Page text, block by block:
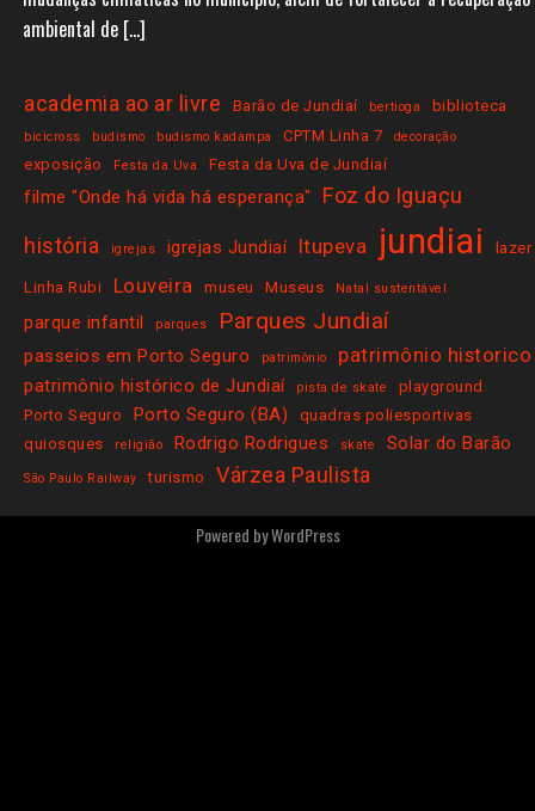
ambiental de […]
academia ao ar livre Barão de Jundiaí bertioga biblioteca
bicicross budismo budismo kadampa CPTM Linha 7 decoração
exposição Festa da Uva Festa da Uva de Jundiaí
filme "Onde há vida há esperança"
Foz do Iguaçu
história
igrejas igrejas Jundiaí Itupeva jundiai lazer
Linha Rubi Louveira museu Museus Natal sustentável
parque infantil parques Parques Jundiaí
passeios em Porto Seguro patrimônio patrimônio historico
patrimônio histórico de Jundiaí pista de skate
playground
Porto Seguro
Porto Seguro (BA)
quadras poliesportivas
quiosques
religião Rodrigo Rodrigues skate Solar do Barão
São Paulo Railway turismo Várzea Paulista
Powered byWordPress